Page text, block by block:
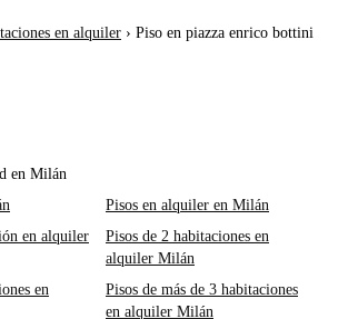
en alquiler › Piso en piazza enrico bottini
en Milán
Pisos en alquiler en Milán
en alquiler
Pisos de 2 habitaciones en
alquiler Milán
en
Pisos de más de 3 habitaciones
en alquiler Milán